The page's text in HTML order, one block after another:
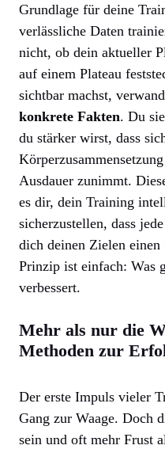
Grundlage für deine
verlässliche Daten
nicht, ob dein aktueller
auf einem Plateau
sichtbar machst,
konkrete Fakten. Du
du stärker wirst, dass
Ausdauer zunimmt.
es dir, dein Training
sicherzustellen, dass
dich deinen Zielen
Prinzip ist einfach: Was
verbessert.
Mehr als nur die
Methoden zur
Der erste Impuls vieler
Gang zur Waage. Doch
sein und oft mehr Frust